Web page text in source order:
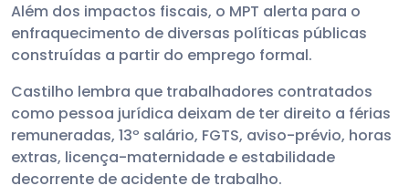
Além dos impactos fiscais, o MPT alerta para o
enfraquecimento de diversas políticas públicas
construídas a partir do emprego formal.
Castilho lembra que trabalhadores contratados
como pessoa jurídica deixam de ter direito a férias
remuneradas, 13º salário, FGTS, aviso-prévio, horas
extras, licença-maternidade e estabilidade
decorrente de acidente de trabalho.